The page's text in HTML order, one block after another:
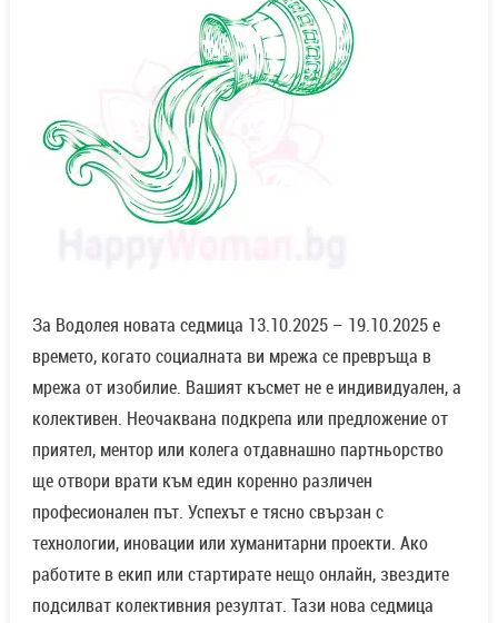
За Водолея новата седмица 13.10.2025 – 19.10.2025 е
времето, когато социалната ви мрежа се превръща в
мрежа от изобилие. Вашият късмет не е индивидуален, а
колективен. Неочаквана подкрепа или предложение от
приятел, ментор или колега отдавнашно партньорство
ще отвори врати към един коренно различен
професионален път. Успехът е тясно свързан с
технологии, иновации или хуманитарни проекти. Ако
работите в екип или стартирате нещо онлайн, звездите
подсилват колективния резултат. Тази нова седмица